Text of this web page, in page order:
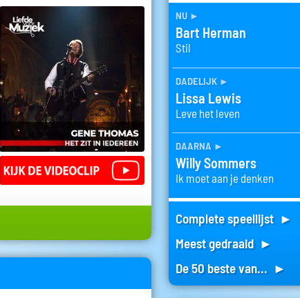
nu ►
Bart Herman
Stil
dadelijk ►
Lissa Lewis
Leve het leven
daarna ►
Willy Sommers
Ik moet aan je denken
Complete speellijst ►
Meest gedraaid ►
De 50 beste van... ►